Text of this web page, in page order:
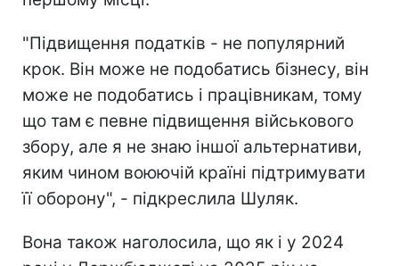
"Підвищення податків - не популярний
крок. Він може не подобатись бізнесу, він
може не подобатись і працівникам, тому
що там є певне підвищення військового
збору, але я не знаю іншої альтернативи,
яким чином воюючій країні підтримувати
її оборону", - підкреслила Шуляк.
Вона також наголосила, що як і у 2024